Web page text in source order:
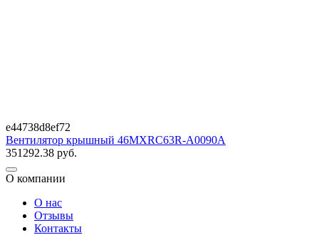
e44738d8ef72
Вентилятор крышный 46MXRC63R-A0090A
351292.38 руб.
О компании
О нас
Отзывы
Контакты